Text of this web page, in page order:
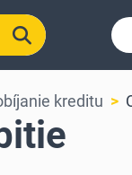
kreditu